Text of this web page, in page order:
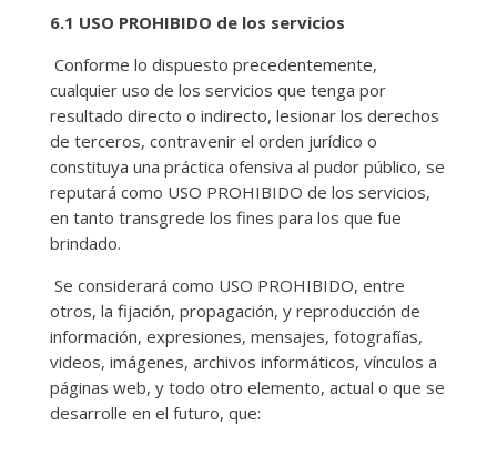
6.1 USO PROHIBIDO de los servicios
Conforme lo dispuesto precedentemente,
cualquier uso de los servicios que tenga por
resultado directo o indirecto, lesionar los derechos
de terceros, contravenir el orden jurídico o
constituya una práctica ofensiva al pudor público, se
reputará como USO PROHIBIDO de los servicios,
en tanto transgrede los fines para los que fue
brindado.
Se considerará como USO PROHIBIDO, entre
otros, la fijación, propagación, y reproducción de
información, expresiones, mensajes, fotografías,
videos, imágenes, archivos informáticos, vínculos a
páginas web, y todo otro elemento, actual o que se
desarrolle en el futuro, que: